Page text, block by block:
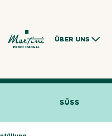
ÜBER UNS
SÜSS